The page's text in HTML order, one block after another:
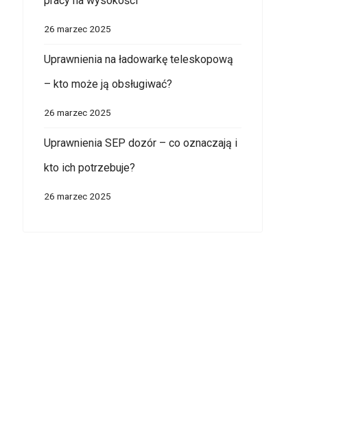
26 marzec 2025
Uprawnienia na ładowarkę teleskopową
– kto może ją obsługiwać?
26 marzec 2025
Uprawnienia SEP dozór – co oznaczają i
kto ich potrzebuje?
26 marzec 2025